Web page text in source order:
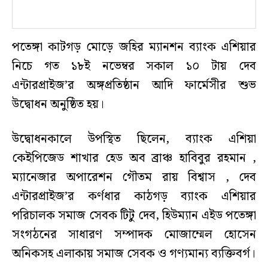
পতেঙ্গা কাটগড় মোড়ে জহির ম্যানশন ব্যাংক এশিয়ার
নিচে গত ১৮ই নভেম্বর সকাল ১০ টায় দেব
এন্টারপ্রাইজ’র অঙ্গপ্রতিষ্ঠান আদি ফার্মেসীর শুভ
উদ্বোধন অনুষ্ঠিত হয়।
উদ্বোধনকালে উপস্থিত ছিলেন, ব্যাংক এশিয়া
কেইপিজেড শাখার হেড অব ব্রাঞ্চ হাবিবুর রহমান ,
ম্যানেজার অপারেশন গৌতম রায় বিশ্বাস , দেব
এন্টারপ্রাইজ’র কর্ণধার কাঠগড় ব্যাংক এশিয়ার
পরিচালক সমাজ সেবক টিটু দেব, হিউম্যান এইড পতেঙ্গা
সংগঠনের সাধারণ সম্পাদক মোজাম্মেল হোসেন
অনিকসহ এলাকায় সমাজ সেবক ও গণ্যমান্য ব্যক্তিবর্গ।